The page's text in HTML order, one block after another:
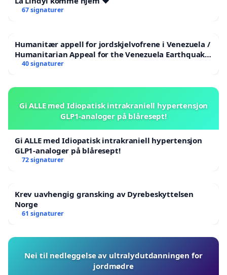
67 signaturer
Humanitær appell for jordskjelvofrene i Venezuela /
Humanitarian Appeal for the Venezuela Earthquake
Victims
40 signaturer
Gi ALLE med Idiopatisk intrakraniell hypertensjon
GLP1-analoger på blåresept!
Gi ALLE med Idiopatisk intrakraniell hypertensjon
GLP1-analoger på blåresept!
72 signaturer
Krev uavhengig gransking av Dyrebeskyttelsen
Norge
61 signaturer
Nei til nedleggelse av ultralydutdanningen for
jordmødre